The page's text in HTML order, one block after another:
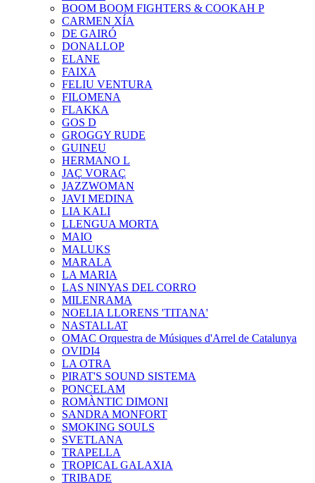
BOOM BOOM FIGHTERS & COOKAH P
CARMEN XÍA
DE GAIRÓ
DONALLOP
ELANE
FAIXA
FELIU VENTURA
FILOMENA
FLAKKA
GOS D
GROGGY RUDE
GUINEU
HERMANO L
JAÇ VORAÇ
JAZZWOMAN
JAVI MEDINA
LIA KALI
LLENGUA MORTA
MAIO
MALUKS
MARALA
LA MARIA
LAS NINYAS DEL CORRO
MILENRAMA
NOELIA LLORENS 'TITANA'
NASTALLAT
OMAC Orquestra de Músiques d'Arrel de Catalunya
OVIDI4
LA OTRA
PIRAT'S SOUND SISTEMA
PONCELAM
ROMÀNTIC DIMONI
SANDRA MONFORT
SMOKING SOULS
SVETLANA
TRAPELLA
TROPICAL GALAXIA
TRIBADE